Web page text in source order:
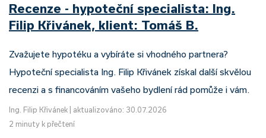
Recenze - hypoteční specialista: Ing.
Filip Křivánek, klient: Tomáš B.
Zvažujete hypotéku a vybíráte si vhodného partnera?
Hypoteční specialista Ing. Filip Křivánek získal další skvělou
recenzi a s financováním vašeho bydlení rád pomůže i vám.
Ing. Filip Křivánek
aktualizováno: 30.07.2026
2 minuty k přečtení